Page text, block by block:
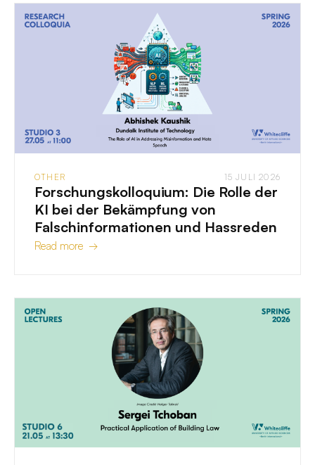
OTHER 15 JULI 2026
Forschungskolloquium: Die Rolle der
KI bei der Bekämpfung von
Falschinformationen und Hassreden
Read more →